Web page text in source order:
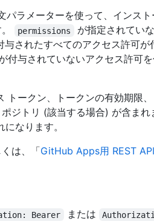
パラメーターを使って、インス
permissions
が指定されてい
されたすべてのアクセス許可
付与されていないアクセス許可
トークン、トークンの有効期限
ジトリ (該当する場合) が含ま
なります。
は、「GitHub Apps用 REST
Bearer または